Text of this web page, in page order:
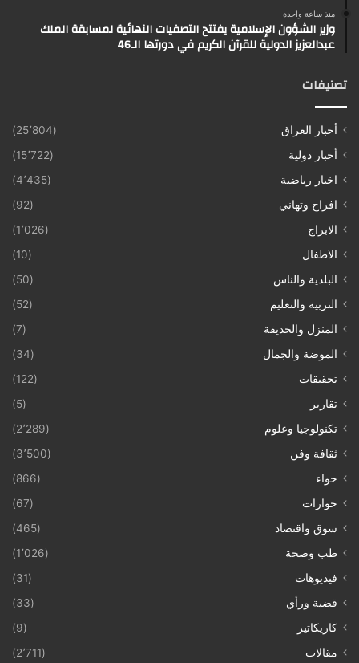
منذ ساعة واحدة
وزير الشؤون الإسلامية يفتتح التصفيات النهائية لمسابقة الملك
عبدالعزيز الدولية للقرآن الكريم في دورتها الـ46
تصنيفات
أخبار العراق
(25٬804)
أخبار دولية
(15٬722)
اخبار رياضية
(4٬435)
افراح وتهاني
(92)
الابراج
(1٬026)
الاطفال
(10)
البلدية والناس
(50)
التربية والتعليم
(52)
المنزل والحديقة
(7)
الموضة والجمال
(34)
تحقيقات
(122)
تقارير
(5)
تكنولوجيا وعلوم
(2٬289)
ثقافة وفن
(3٬500)
حواء
(866)
حوارات
(67)
سوق واقتصاد
(465)
طب وصحة
(1٬026)
فيديوهات
(31)
قضية ورأي
(33)
كاريكاتير
(9)
مقالات
(2٬711)